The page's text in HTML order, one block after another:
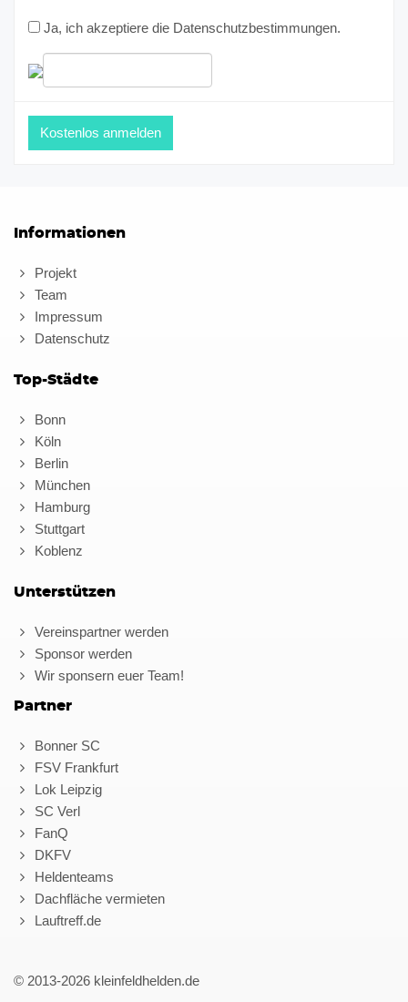
Ja, ich akzeptiere die Datenschutzbestimmungen.
Informationen
Projekt
Team
Impressum
Datenschutz
Top-Städte
Bonn
Köln
Berlin
München
Hamburg
Stuttgart
Koblenz
Unterstützen
Vereinspartner werden
Sponsor werden
Wir sponsern euer Team!
Partner
Bonner SC
FSV Frankfurt
Lok Leipzig
SC Verl
FanQ
DKFV
Heldenteams
Dachfläche vermieten
Lauftreff.de
© 2013-2026 kleinfeldhelden.de